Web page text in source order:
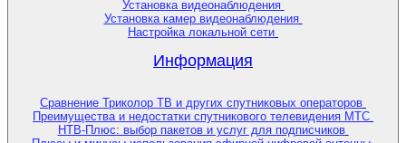
Установка видеонаблюдения
Установка камер видеонаблюдения
Настройка локальной сети
Информация
Сравнение Триколор ТВ и других спутниковых операторов
Преимущества и недостатки спутникового телевидения МТС
НТВ-Плюс: выбор пакетов и услуг для подписчиков